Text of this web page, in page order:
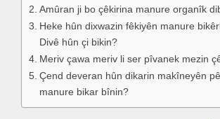
Amûran ji bo çêkirina manure organîk
Heke hûn dixwazin fêkiyên manure
Divê hûn çi bikin?
Meriv çawa meriv li ser pîvanek mezin
Çend deveran hûn dikarin makîneyên
manure bikar bînin?